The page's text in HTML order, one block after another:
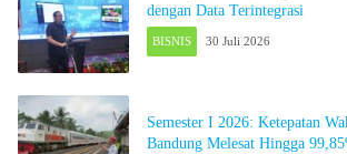
dengan Data Terintegrasi
BISNIS 30 Juli 2026
Semester I 2026: Ketepatan
Bandung Melesat Hingga